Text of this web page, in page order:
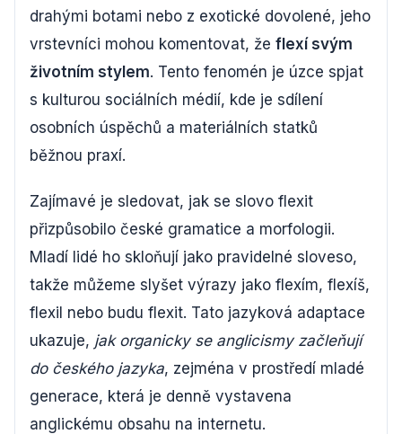
drahými botami nebo z exotické dovolené, jeho
vrstevníci mohou komentovat, že flexí svým
životním stylem. Tento fenomén je úzce spjat
s kulturou sociálních médií, kde je sdílení
osobních úspěchů a materiálních statků
běžnou praxí.
Zajímavé je sledovat, jak se slovo flexit
přizpůsobilo české gramatice a morfologii.
Mladí lidé ho skloňují jako pravidelné sloveso,
takže můžeme slyšet výrazy jako flexím, flexíš,
flexil nebo budu flexit. Tato jazyková adaptace
ukazuje, jak organicky se anglicismy začleňují
do českého jazyka, zejména v prostředí mladé
generace, která je denně vystavena
anglickému obsahu na internetu.